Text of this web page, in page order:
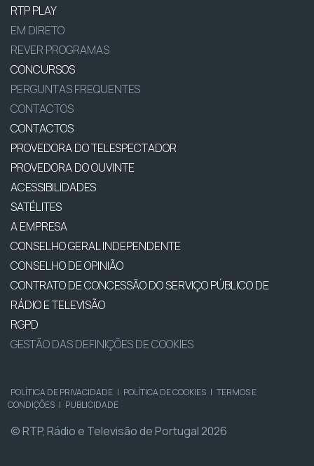
RTP PLAY
EM DIRETO
REVER PROGRAMAS
CONCURSOS
PERGUNTAS FREQUENTES
CONTACTOS
CONTACTOS
PROVEDORA DO TELESPECTADOR
PROVEDORA DO OUVINTE
ACESSIBILIDADES
SATÉLITES
A EMPRESA
CONSELHO GERAL INDEPENDENTE
CONSELHO DE OPINIÃO
CONTRATO DE CONCESSÃO DO SERVIÇO PÚBLICO DE
RÁDIO E TELEVISÃO
RGPD
GESTÃO DAS DEFINIÇÕES DE COOKIES
POLÍTICA DE PRIVACIDADE | POLÍTICA DE COOKIES | TERMOS E
CONDIÇÕES | PUBLICIDADE
© RTP, Rádio e Televisão de Portugal 2026